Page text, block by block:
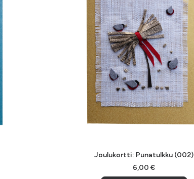
LISÄÄ OSTOSKORIIN
Joulukortti: Punatulkku (002)
6,00 €